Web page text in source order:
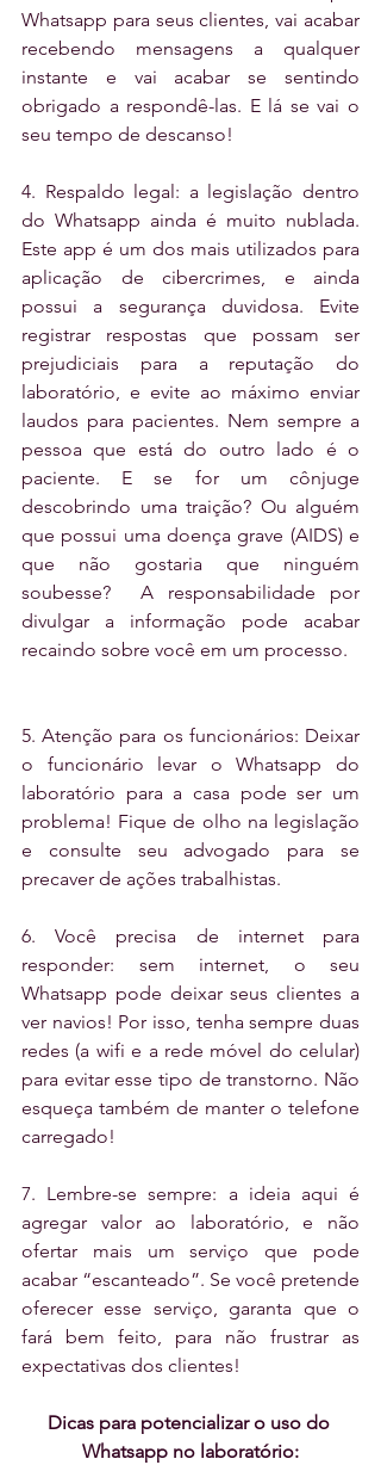
Whatsapp para seus clientes, vai acabar
recebendo mensagens a qualquer
instante e vai acabar se sentindo
obrigado a respondê-las. E lá se vai o
seu tempo de descanso!
4. Respaldo legal: a legislação dentro
do Whatsapp ainda é muito nublada.
Este app é um dos mais utilizados para
aplicação de cibercrimes, e ainda
possui a segurança duvidosa. Evite
registrar respostas que possam ser
prejudiciais para a reputação do
laboratório, e evite ao máximo enviar
laudos para pacientes. Nem sempre a
pessoa que está do outro lado é o
paciente. E se for um cônjuge
descobrindo uma traição? Ou alguém
que possui uma doença grave (AIDS) e
que não gostaria que ninguém
soubesse?  A responsabilidade por
divulgar a informação pode acabar
recaindo sobre você em um processo.
5. Atenção para os funcionários: Deixar
o funcionário levar o Whatsapp do
laboratório para a casa pode ser um
problema! Fique de olho na legislação
e consulte seu advogado para se
precaver de ações trabalhistas.
6. Você precisa de internet para
responder: sem internet, o seu
Whatsapp pode deixar seus clientes a
ver navios! Por isso, tenha sempre duas
redes (a wifi e a rede móvel do celular)
para evitar esse tipo de transtorno. Não
esqueça também de manter o telefone
carregado!
7. Lembre-se sempre: a ideia aqui é
agregar valor ao laboratório, e não
ofertar mais um serviço que pode
acabar “escanteado”. Se você pretende
oferecer esse serviço, garanta que o
fará bem feito, para não frustrar as
expectativas dos clientes!
Dicas para potencializar o uso do
Whatsapp no laboratório: